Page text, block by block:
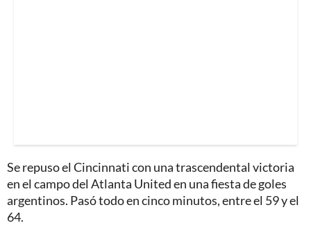
Se repuso el Cincinnati con una trascendental victoria
en el campo del Atlanta United en una fiesta de goles
argentinos. Pasó todo en cinco minutos, entre el 59 y el
64.